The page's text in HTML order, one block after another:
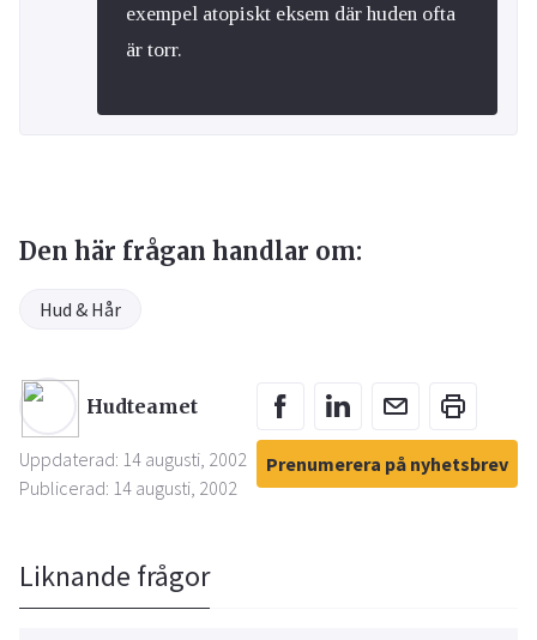
exempel atopiskt eksem där huden ofta
är torr.
Den här frågan handlar om:
Hud & Hår
Hudteamet
Uppdaterad: 14 augusti, 2002
Publicerad: 14 augusti, 2002
Prenumerera på nyhetsbrev
Liknande frågor